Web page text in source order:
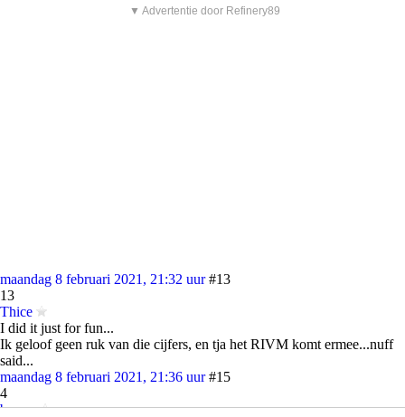
▼ Advertentie door Refinery89
maandag 8 februari 2021, 21:32 uur #13
13
Thice
I did it just for fun...
Ik geloof geen ruk van die cijfers, en tja het RIVM komt ermee...nuff
said...
maandag 8 februari 2021, 21:36 uur #15
4
bomar